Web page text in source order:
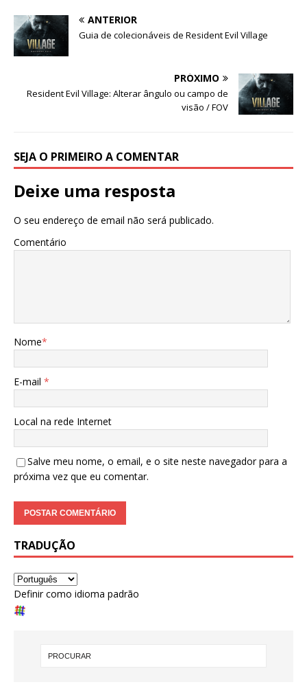
ANTERIOR
Guia de colecionáveis ​​de Resident Evil Village
PRÓXIMO
Resident Evil Village: Alterar ângulo ou campo de
visão / FOV
SEJA O PRIMEIRO A COMENTAR
Deixe uma resposta
O seu endereço de email não será publicado.
Comentário
Nome*
E-mail *
Local na rede Internet
Salve meu nome, o email, e o site neste navegador para a
próxima vez que eu comentar.
TRADUÇÃO
Definir como idioma padrão